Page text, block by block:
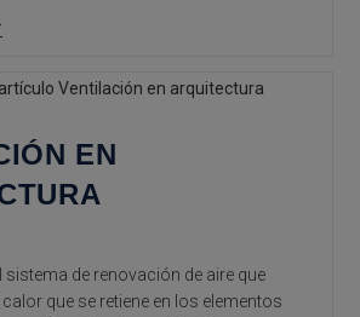
EN
sistema de renovación de aire que
que se retiene en los elementos